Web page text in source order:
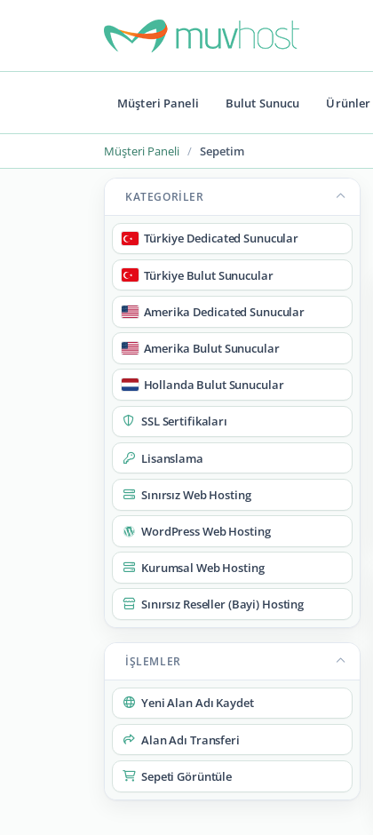
Müşteri Paneli Bulut Sunucu Ürünler
Müşteri Paneli Sepetim
KATEGORILER
Türkiye Dedicated Sunucular
Türkiye Bulut Sunucular
Amerika Dedicated Sunucular
Amerika Bulut Sunucular
Hollanda Bulut Sunucular
SSL Sertifikaları
Lisanslama
Sınırsız Web Hosting
WordPress Web Hosting
Kurumsal Web Hosting
Sınırsız Reseller (Bayi) Hosting
İŞLEMLER
Yeni Alan Adı Kaydet
Alan Adı Transferi
Sepeti Görüntüle